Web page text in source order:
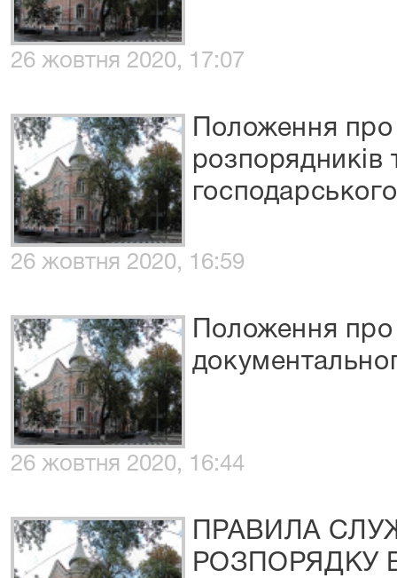
26 жовтня 2020, 17:07
Положення про
розпорядників
26 жовтня 2020, 16:59
Положення про
26 жовтня 2020, 16:44
ПРАВИЛА
РОЗПОРЯДКУ